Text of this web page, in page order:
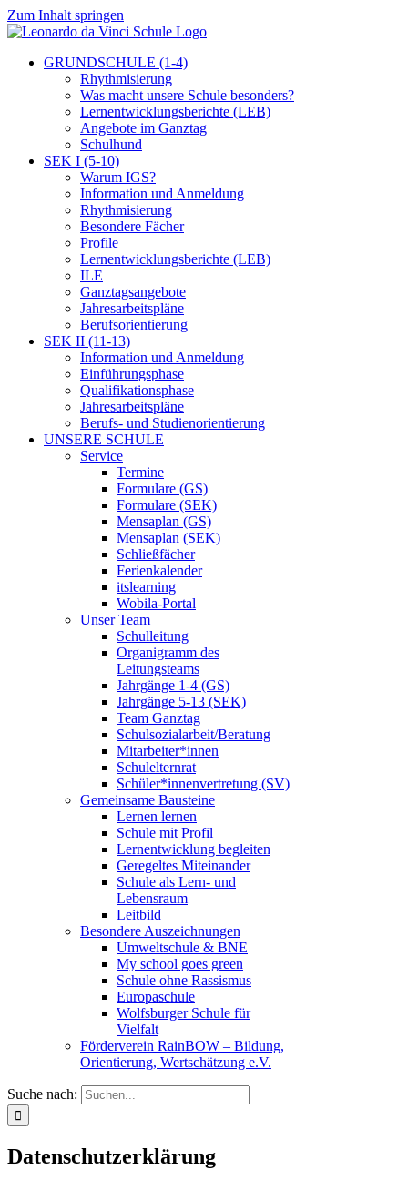
Zum Inhalt springen
GRUNDSCHULE (1-4)
Rhythmisierung
Was macht unsere Schule besonders?
Lernentwicklungsberichte (LEB)
Angebote im Ganztag
Schulhund
SEK I (5-10)
Warum IGS?
Information und Anmeldung
Rhythmisierung
Besondere Fächer
Profile
Lernentwicklungsberichte (LEB)
ILE
Ganztagsangebote
Jahresarbeitspläne
Berufsorientierung
SEK II (11-13)
Information und Anmeldung
Einführungsphase
Qualifikationsphase
Jahresarbeitspläne
Berufs- und Studienorientierung
UNSERE SCHULE
Service
Termine
Formulare (GS)
Formulare (SEK)
Mensaplan (GS)
Mensaplan (SEK)
Schließfächer
Ferienkalender
itslearning
Wobila-Portal
Unser Team
Schulleitung
Organigramm des
Leitungsteams
Jahrgänge 1-4 (GS)
Jahrgänge 5-13 (SEK)
Team Ganztag
Schulsozialarbeit/Beratung
Mitarbeiter*innen
Schulelternrat
Schüler*innenvertretung (SV)
Gemeinsame Bausteine
Lernen lernen
Schule mit Profil
Lernentwicklung begleiten
Geregeltes Miteinander
Schule als Lern- und
Lebensraum
Leitbild
Besondere Auszeichnungen
Umweltschule & BNE
My school goes green
Schule ohne Rassismus
Europaschule
Wolfsburger Schule für
Vielfalt
Förderverein RainBOW – Bildung,
Orientierung, Wertschätzung e.V.
Suche nach:
Datenschutzerklärung